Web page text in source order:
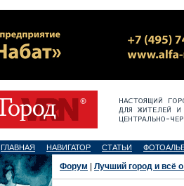
ГЛАВНАЯ НАВИГАТОР СТАТЬИ
Форум Лучший город и всё